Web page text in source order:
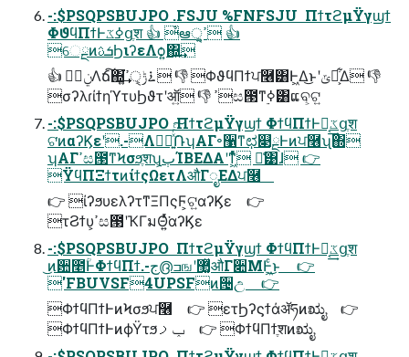
-:$PSQPSBUJPO .FSJU %FNFSJU  ΠϯτϩμΫγϣϯ
ΦϑϥΠϯͰߦ͏ػցֶश 👍 ҆ఆੑ͕ߴ͍ 👍
େྔͷܭࢉϦιʔεΛѻ͍΍͍͢
👍 ࣮ݧΛճ͠΍͘͢࠶ݱੑ͕ߴ͍ 👎 ΦϑϥΠϯਪ࿦͸Ͱ͖Δ͜ͱʹݶք͕͋Δ 👎
σʔλɾίϯηϓτυϦϑτʹऑ͍ 👎 ߴස౓ͳ࣮ߦ͸ແବ͕ଟ͍
-:$PSQPSBUJPO  ΠϯτϩμΫγϣϯ ΦϯϥΠϯͰಈ͔͢ػցֶश
ଟ͘ͷαʔϏεʹ.-Λಋೖ͍ͯͬͨ݁͠ՌʮΑΓ৽઱ͳಛ௃ྔͰͷਪ࿦ʯ΍
ʮΑΓߴස౓ͳϞσϧֶशʯ͕ٻΊΒΕΔΑ͏ʹͳ͖ͬͯͨ ྫ͑͹ɺ 👉
ΫϥΠΞϯτͷίϯςΩετΛऔΓೖΕΔਪ࿦
👉 ίʔϧυελʔτͳΞΠςϜ͕ଟ͍αʔϏε 👉
τϨϯυ͕ߴස౓ʹҠΓมΘ͍ͬͯ͘αʔϏε
-:$PSQPSBUJPO  ΠϯτϩμΫγϣϯ ΦϯϥΠϯͰಈ͔͢ػցֶश
͜ͷ਺೥ؒͰΦϯϥΠϯ.-ج൫ߏஙʹ޲͚ͯऔΓ૊ΜͰ͖ͨ͜ͱ 👉
'FBUVSF4UPSFͷ੔උ 👉
ΦϯϥΠϯͰͷϞσϧਪ࿦ 👉 ετϦʔϛϯάॲཧͷಋೖ 👉
ΦϯϥΠϯͰͷϕΫτϧݕࡧ 👉 ΦϯϥΠϯֶशͷಋೖ